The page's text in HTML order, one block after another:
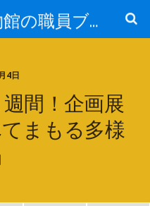
相模原市立博物館の職員ブログ
4日
間！企画展
まもる多様